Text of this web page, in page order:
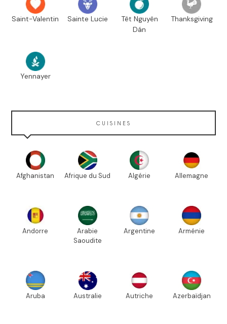
Saint-Valentin Sainte Lucie
Têt Nguyên
Dán
Thanksgiving
Yennayer
CUISINES
Afghanistan Afrique du Sud Algérie Allemagne
Andorre
Arabie
Saoudite
Argentine Arménie
Aruba Australie Autriche Azerbaïdjan